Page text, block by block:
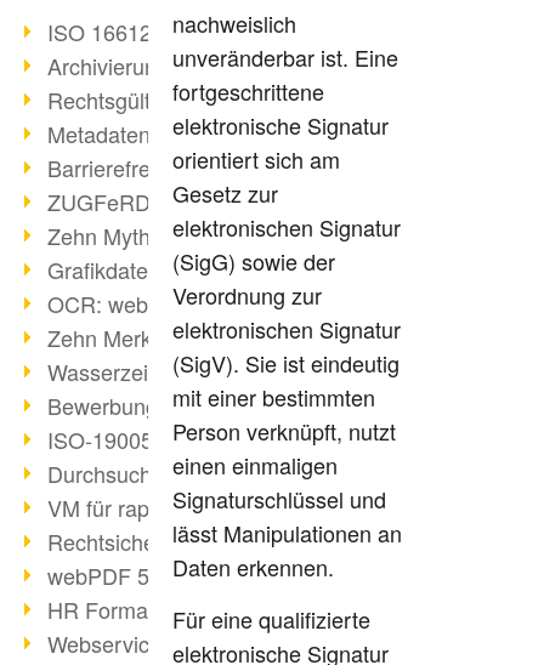
ISO 16612-2: PDF/VT
Archivierung von E-Mails
Rechtsgültige Archivierung (PDF/A)
Metadaten in PDF-Dateien
Barrierefreiheit mit PDF/UA
ZUGFeRD: E-Rechnung erklärt
Zehn Mythen über PDF/A
Grafikdateien mit webPDF erstellen
OCR: webPDF wandelt Grafiken
Zehn Merksätze des BITKOM
Wasserzeichen im PDF
Bewerbung als PDF gestalten
ISO-19005 kompakt
Durchsuchbare PDF erstellen
VM für rapid deployment
Rechtsicherheit - Digitale Signatur
webPDF 5 Feedback umgesetzt
HR Formatvereinheitlichung
Webservices für Software-Entwickler
nachweislich
unveränderbar ist. Eine
fortgeschrittene
elektronische Signatur
orientiert sich am
Gesetz zur
elektronischen Signatur
(SigG) sowie der
Verordnung zur
elektronischen Signatur
(SigV). Sie ist eindeutig
mit einer bestimmten
Person verknüpft, nutzt
einen einmaligen
Signaturschlüssel und
lässt Manipulationen an
Daten erkennen.
Für eine qualifizierte
elektronische Signatur